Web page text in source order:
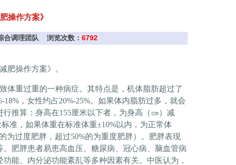
操作方案》
合调理团队 浏览次数： 6792
肥操作方案》。
重过重的一种病症。其特点是，机体脂肪超过了
18% ，女性约占20%-25%。如果体内脂肪过多，就会
行推算：身高在155厘米以下者，为身高（㎝）减
准，如果体重在标准体重±10%以内，为正常体
的为过度肥胖，超过50%的为重度肥胖）。肥胖表现
肥胖患者易患高血压、糖尿病、冠心病、脑血管病
能、内分泌功能紊乱等多种因素有关。中医认为，